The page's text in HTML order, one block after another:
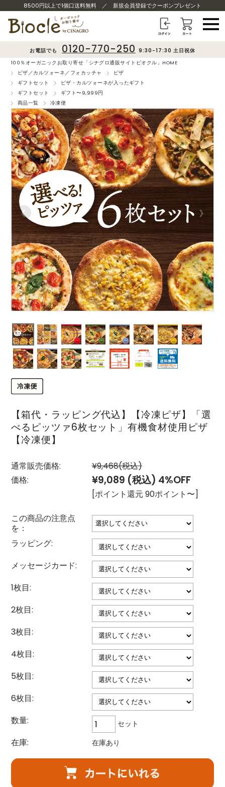
8500円以上で1個口送料無料 ／ 新規会員登録でクーポンプレゼント
お電話でも 0120-770-250 9:30-17:30 土日祝休
100％オーガニックお取り寄せ「シナグロ通販サイトビオクル」HOME
ピザ／カルツォーネ／フォカッチャ
ピザ
ギフトセット
ピザ・カルツォーネが入ったギフト
ギフトセット
ギフト〜9,999円
商品一覧
冷凍便
❮ ❯
【箱代・ラッピング代込】【冷凍ピザ】「選
べるピッツァ6枚セット」有機食材使用ピザ
【冷凍便】
通常販売価格: ¥9,468(税込)
価格:
¥9,089 (税込) 4%OFF
[ポイント還元 90ポイント〜]
この商品の注意点
を：
ラッピング:
メッセージカード:
1枚目:
2枚目:
3枚目:
4枚目:
5枚目:
6枚目:
数量:
セット
在庫: 在庫あり